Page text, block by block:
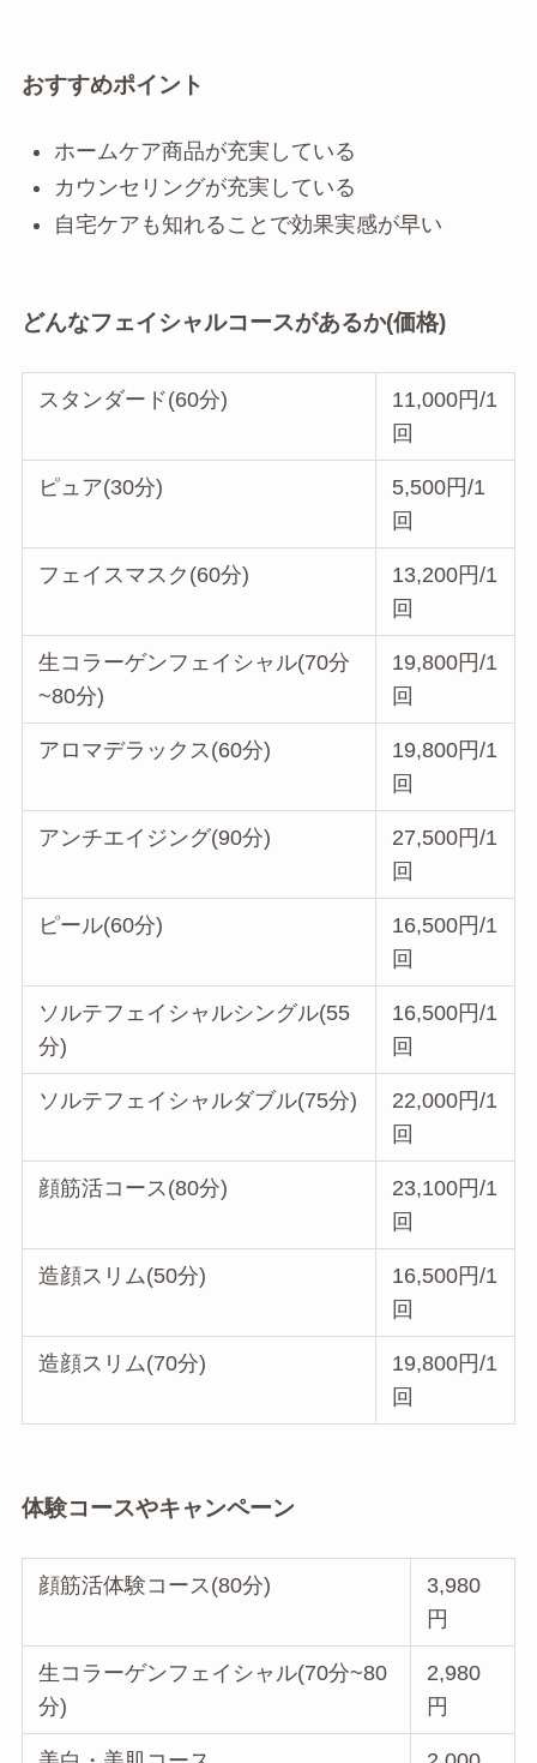
おすすめポイント
ホームケア商品が充実している
カウンセリングが充実している
自宅ケアも知れることで効果実感が早い
どんなフェイシャルコースがあるか(価格)
スタンダード(60分)
11,000円/1
回
ピュア(30分)
5,500円/1
回
フェイスマスク(60分)
13,200円/1
回
生コラーゲンフェイシャル(70分
~80分)
19,800円/1
回
アロマデラックス(60分)
19,800円/1
回
アンチエイジング(90分)
27,500円/1
回
ピール(60分)
16,500円/1
回
ソルテフェイシャルシングル(55
分)
16,500円/1
回
ソルテフェイシャルダブル(75分)
22,000円/1
回
顔筋活コース(80分)
23,100円/1
回
造顔スリム(50分)
16,500円/1
回
造顔スリム(70分)
19,800円/1
回
体験コースやキャンペーン
顔筋活体験コース(80分)
3,980
円
生コラーゲンフェイシャル(70分~80
分)
2,980
円